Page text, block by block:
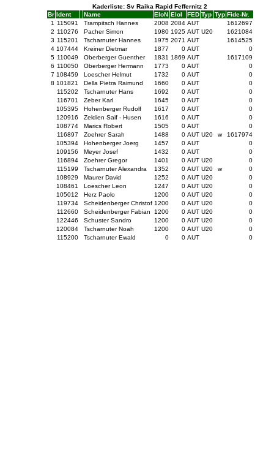
Kaderliste: Sv Raika Rapid Feffernitz 2
Br Ident Name EloN EloI FED Typ Typ Fide-Nr.
1
115091 Trampitsch Hannes 2008 2084 AUT
1612697
2 110276 Pacher Simon 1980 1925 AUT U20
1621084
3 115201 Tscharnuter Hannes 1975 2071 AUT
1614525
4 107444 Kreiner Dietmar 1877 0 AUT
0
5 110049 Oberberger Guenther 1831 1869 AUT
1617109
6 110050 Oberberger Hermann 1773 0 AUT
0
7 108459 Loescher Helmut 1732 0 AUT
0
8 101821 Della Pietra Raimund 1660 0 AUT
0
115202
Tscharnuter Hans 1692 0 AUT
0
116701
Zeber Karl 1645 0 AUT
0
105395
Hohenberger Rudolf 1617 0 AUT
0
120916
Zeldien Saif - Husen 1616 0 AUT
0
108774
Marics Robert 1505 0 AUT
0
116897
Zoehrer Sarah 1488 0 AUT U20 w
1617974
105394
Hohenberger Joerg 1457 0 AUT
0
109156
Meyer Josef 1432 0 AUT
0
116894
Zoehrer Gregor 1401 0 AUT U20
0
115199
Tscharnuter Alexandra 1352 0 AUT U20 w
0
108929
Maurer David 1252 0 AUT U20
0
108461
Loescher Leon 1247 0 AUT U20
0
105012
Herz Paolo 1200 0 AUT U20
0
119734
Scheidenberger Christof 1200 0 AUT U20
0
112660
Scheidenberger Fabian 1200 0 AUT U20
0
122446
Schuster Sandro 1200 0 AUT U20
0
120084
Tscharnuter Noah 1200 0 AUT U20
0
115200
Tscharnuter Ewald 0 0 AUT 0